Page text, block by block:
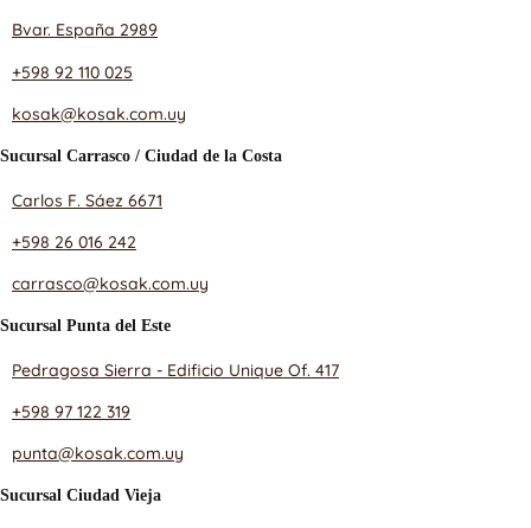
Bvar. España 2989
+598 92 110 025
kosak@kosak.com.uy
Sucursal Carrasco / Ciudad de la Costa
Carlos F. Sáez 6671
+598 26 016 242
carrasco@kosak.com.uy
Sucursal Punta del Este
Pedragosa Sierra - Edificio Unique Of. 417
+598 97 122 319
punta@kosak.com.uy
Sucursal Ciudad Vieja